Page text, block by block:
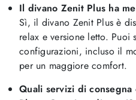
Il divano Zenit Plus ha
Sì, il divano Zenit Plus è
relax e versione letto. Puoi
configurazioni, incluso il
per un maggiore comfort.
Quali servizi di